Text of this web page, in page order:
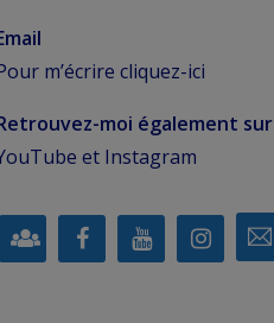
m’écrire cliquez-ici
moi également sur
et Instagram